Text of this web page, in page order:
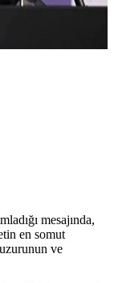
mesajında,
en somut
ve